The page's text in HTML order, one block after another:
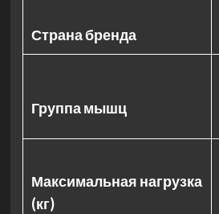
Страна бренда
Группа мышц
Максимальная нагрузка
(кг)